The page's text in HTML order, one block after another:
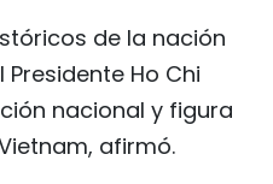
de la nación
Ho Chi
nacional y figura
afirmó.